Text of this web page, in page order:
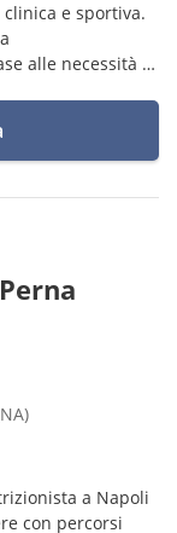
e sportiva.
alle necessità e
a Napoli
con percorsi